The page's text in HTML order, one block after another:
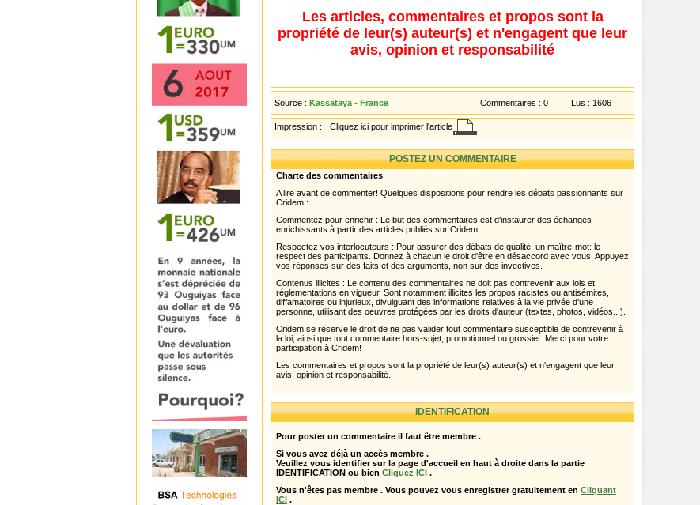
Les articles, commentaires et propos sont la
propriété de leur(s) auteur(s) et n'engagent que leur
avis, opinion et responsabilité
Source : Kassataya - France Commentaires : 0 Lus : 1606
Impression : Cliquez ici pour imprimer l'article
POSTEZ UN COMMENTAIRE
Charte des commentaires
A lire avant de commenter! Quelques dispositions pour rendre les débats passionnants sur
Cridem :
Commentez pour enrichir : Le but des commentaires est d'instaurer des échanges
enrichissants à partir des articles publiés sur Cridem.
Respectez vos interlocuteurs : Pour assurer des débats de qualité, un maître-mot: le
respect des participants. Donnez à chacun le droit d'être en désaccord avec vous. Appuyez
vos réponses sur des faits et des arguments, non sur des invectives.
Contenus illicites : Le contenu des commentaires ne doit pas contrevenir aux lois et
réglementations en vigueur. Sont notamment illicites les propos racistes ou antisémites,
diffamatoires ou injurieux, divulguant des informations relatives à la vie privée d'une
personne, utilisant des oeuvres protégées par les droits d'auteur (textes, photos, vidéos...).
Cridem se réserve le droit de ne pas valider tout commentaire susceptible de contrevenir à
la loi, ainsi que tout commentaire hors-sujet, promotionnel ou grossier. Merci pour votre
participation à Cridem!
Les commentaires et propos sont la propriété de leur(s) auteur(s) et n'engagent que leur
avis, opinion et responsabilité.
IDENTIFICATION
Pour poster un commentaire il faut être membre .
Si vous avez déjà un accès membre .
Veuillez vous identifier sur la page d'accueil en haut à droite dans la partie
IDENTIFICATION ou bien Cliquez ICI .
Vous n'êtes pas membre . Vous pouvez vous enregistrer gratuitement en Cliquant
ICI .